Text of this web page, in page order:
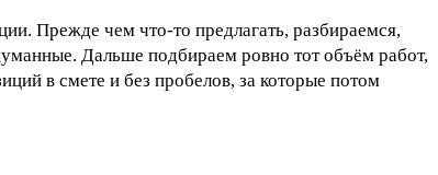
Прежде чем что-то предлагать, разбираемся,
Дальше подбираем ровно тот объём работ,
в смете и без пробелов, за которые потом